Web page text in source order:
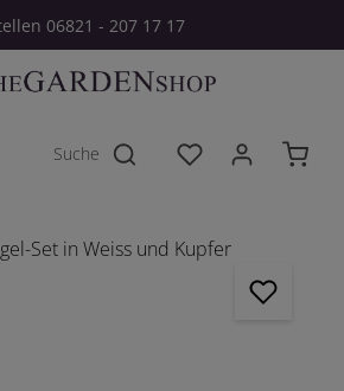
06821 - 207 17 17
Du hast 0